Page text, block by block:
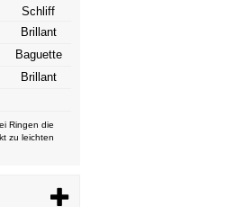
Schliff
Brillant
Baguette
Brillant
Ringen die
zu leichten